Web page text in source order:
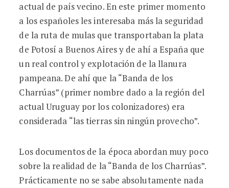
actual de país vecino. En este primer momento
a los españoles les interesaba más la seguridad
de la ruta de mulas que transportaban la plata
de Potosí a Buenos Aires y de ahí a España que
un real control y explotación de la llanura
pampeana. De ahí que la “Banda de los
Charrúas” (primer nombre dado a la región del
actual Uruguay por los colonizadores) era
considerada “las tierras sin ningún provecho”.
Los documentos de la época abordan muy poco
sobre la realidad de la “Banda de los Charrúas”.
Prácticamente no se sabe absolutamente nada